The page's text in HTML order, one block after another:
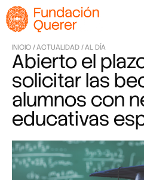
INICIO /ACTUALIDAD /AL DÍA
Abierto el
solicitar las
alumnos con
educativas